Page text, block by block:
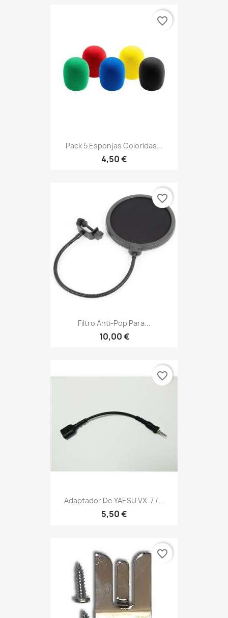
Pack 5 Esponjas Coloridas...
4,50 €
favorite_border
Filtro Anti-Pop Para...
10,00 €
favorite_border
Adaptador De YAESU VX-7 /...
5,50 €
favorite_border
favorite_border